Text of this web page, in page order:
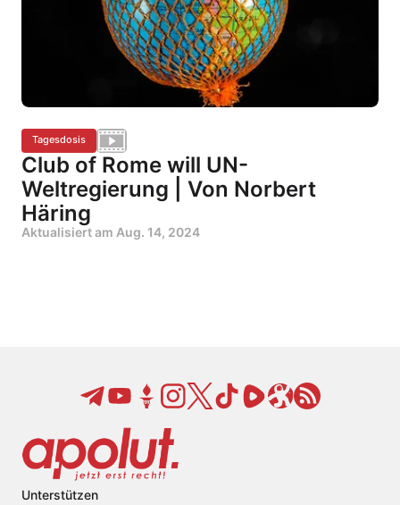
Tagesdosis
Club of Rome will UN-
Weltregierung | Von Norbert
Häring
Aktualisiert am Aug. 14, 2024
Unterstützen